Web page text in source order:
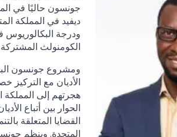
جونسون حاليًا في
ديفيد في المملكة
ودرجة البكالوريوس
الكومنولث
ومشروع جونسون
الأديان مع التركيز
هجرتهم إلى
الحوار بين أتباع
القضايا المتعلقة
المتحدة. وينظم